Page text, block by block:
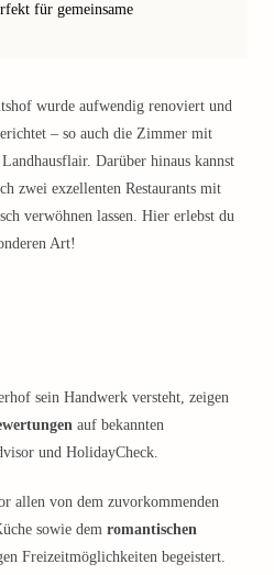
für gemeinsame
wurde aufwendig renoviert und
– so auch die Zimmer mit
Darüber hinaus kannst
zwei exzellenten Restaurants mit
verwöhnen lassen. Hier erlebst du
Art!
sein Handwerk versteht, zeigen
auf bekannten
und HolidayCheck.
allen von dem zuvorkommenden
sowie dem romantischen
Freizeitmöglichkeiten begeistert.